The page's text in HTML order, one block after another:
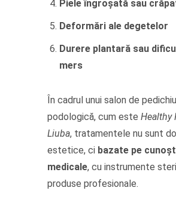
Piele îngroșată sau
Deformări ale degetelor
Durere plantară sau
mers
În cadrul unui salon de
podologică, cum este Healthy
Liuba, tratamentele nu sunt
estetice, ci bazate pe
medicale, cu instrumente
produse profesionale.